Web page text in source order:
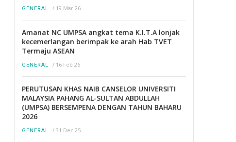
GENERAL / 19 Mar 26
Amanat NC UMPSA angkat tema K.I.T.A lonjak
kecemerlangan berimpak ke arah Hab TVET
Termaju ASEAN
GENERAL / 16 Feb 26
PERUTUSAN KHAS NAIB CANSELOR UNIVERSITI
MALAYSIA PAHANG AL-SULTAN ABDULLAH
(UMPSA) BERSEMPENA DENGAN TAHUN BAHARU
2026
GENERAL / 31 Dec 25